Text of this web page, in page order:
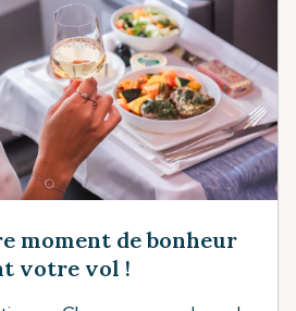
moment de bonheur
votre vol !